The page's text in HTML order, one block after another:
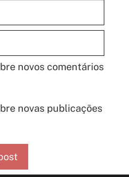
novos comentários
novas publicações